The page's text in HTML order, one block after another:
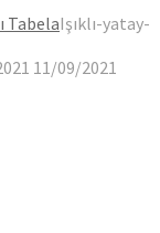
TabelaIşıklı-yatay-
11/09/2021